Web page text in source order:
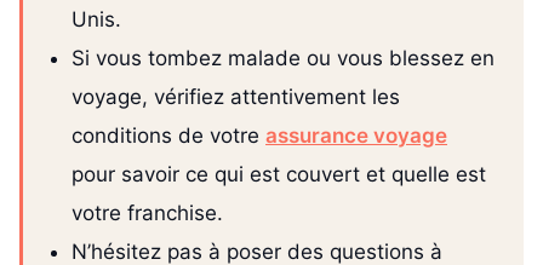
Unis.
Si vous tombez malade ou vous blessez en
voyage, vérifiez attentivement les
conditions de votre assurance voyage
pour savoir ce qui est couvert et quelle est
votre franchise.
N’hésitez pas à poser des questions à